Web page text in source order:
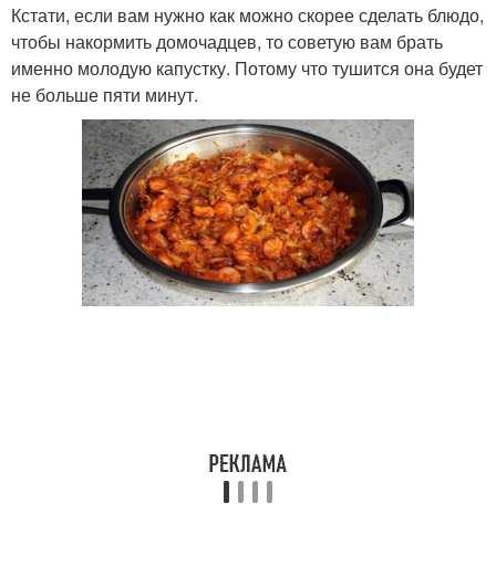
Кстати, если вам нужно как можно скорее сделать блюдо,
чтобы накормить домочадцев, то советую вам брать
именно молодую капустку. Потому что тушится она будет
не больше пяти минут.